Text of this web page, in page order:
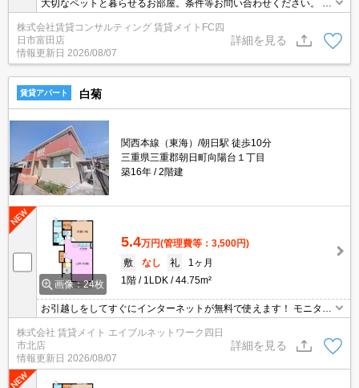
大切なペットと暮らせるお部屋。条件等お問い合わせください。 ネ
ット無料物件は節約効果が期待できます！データ通信量を気にせず
無料でネットが利用できます。PCはもちろんスマートフォンやオン
ラインで利用できるゲームなどさまざまな用途で楽しめます♪
株式会社賃貸コンサルティング 賃貸メイトFC四
日市富田店
情報更新日 2026/08/07
詳細を見る
賃貸アパート 白菊
関西本線（東海）/朝日駅 徒歩10分
三重県三重郡朝日町向陽台１丁目
築16年
2階建
画像：24枚
5.4万円(管理費等：3,500円)
敷
なし 礼
1ヶ月
1階
1LDK 44.75m²
お引越しをしてすぐにインターネットが無料で使えます！ モニター
ホン付きのお部屋です。お部屋から訪問者を確認できるのでセキュ
リティ面はもちろん知らない人やセールスに対応する必要もありま
せん。
株式会社 賃貸メイト エイブルネットワーク四日
市北店
情報更新日 2026/08/07
詳細を見る